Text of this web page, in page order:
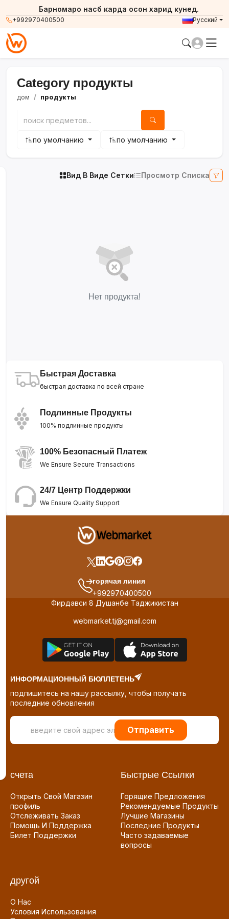
+992970400500
Барномаро насб карда осон харид кунед.
Русский
Category продукты
дом продукты
по умолчанию по умолчанию
Вид В Виде Сетки Просмотр Списка
Нет продукта!
Быстрая Доставка
быстрая доставка по всей стране
Подлинные Продукты
100% подлинные продукты
100% Безопасный Платеж
We Ensure Secure Transactions
24/7 Центр Поддержки
We Ensure Quality Support
горячая линия
+992970400500
Фирдавси 8 Душанбе Таджикистан
webmarket.tj@gmail.com
ИНФОРМАЦИОННЫЙ БЮЛЛЕТЕНЬ
подпишитесь на нашу рассылку, чтобы получать
последние обновления
Отправить
счета
Открыть Свой Магазин
профиль
Отслеживать Заказ
Помощь И Поддержка
Билет Поддержки
Быстрые Ссылки
Горящие Предложения
Рекомендуемые Продукты
Лучшие Магазины
Последние Продукты
Часто задаваемые
вопросы
другой
О Нас
Условия Использования